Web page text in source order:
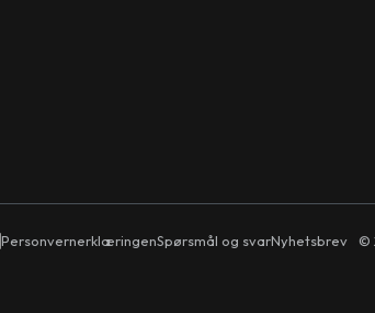
PersonvernerklæringenSpørsmål og svarNyhetsbrev ©